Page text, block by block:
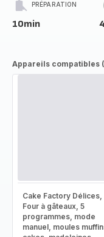
PRÉPARATION
10min
Appareils compatibles
Cake Factory Délices,
Four à gâteaux, 5
programmes, mode
manuel, moules